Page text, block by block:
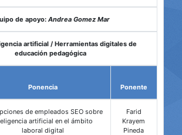
de apoyo: Andrea Gomez Mar
artificial / Herramientas digitales de
educación pedagógica
Ponencia Ponente
de empleados SEO sobre
artificial en el ámbito
laboral digital
Farid
Krayem
Pineda